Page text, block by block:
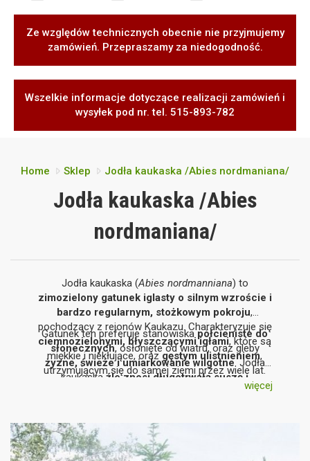
Ze względów technicznych obecnie nie przyjmujemy
zamówień. Przepraszamy za niedogodność.
Wszelkie informacje dotyczące realizacji zamówień i
wysyłek pod nr. tel. 515-893-782
Home Sklep Jodła kaukaska /Abies nordmaniana/
Jodła kaukaska /Abies
nordmaniana/
Jodła kaukaska (Abies nordmanniana) to
zimozielony gatunek iglasty o silnym wzroście i
bardzo regularnym, stożkowym pokroju,
pochodzący z rejonów Kaukazu. Charakteryzuje się
ciemnozielonymi, błyszczącymi igłami, które są
miękkie i niekłujące, orazgęstym ulistnieniem,
utrzymującym się do samej ziemi przez wiele lat.
Gatunek ten preferuje stanowiskapółcieniste do
słonecznych, osłonięte od wiatru, oraz gleby
żyzne, świeże i umiarkowanie wilgotne. Jodła
kaukaskaźle znosi długotrwałą suszę i
, dlatego wymaga starannego
ogrodach przydomowych, parkach oraz zieleni
reprezentacyjnej
więcej